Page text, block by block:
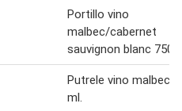
Portillo vino
malbec/cabernet
sauvignon blanc 750
Putrele vino malbec
ml.